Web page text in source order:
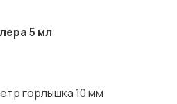
5 мл
горлышка 10 мм